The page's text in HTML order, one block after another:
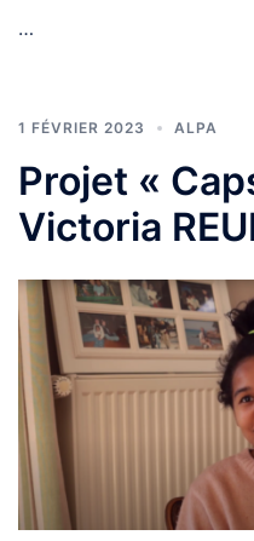
…
1 FÉVRIER 2023 ALPA
Projet «
Victoria